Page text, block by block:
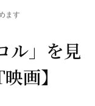
ます
ル」を見
画】